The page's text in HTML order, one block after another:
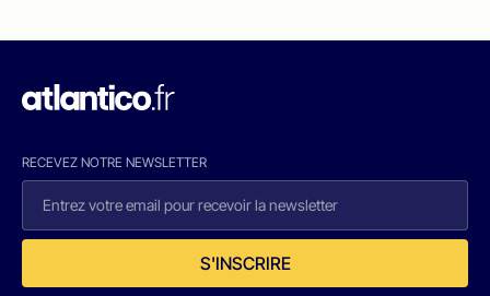
RECEVEZ NOTRE NEWSLETTER
S'INSCRIRE